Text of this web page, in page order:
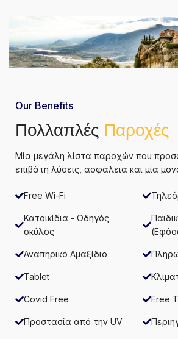
Αρχαιολογικές Ξεναγήσεις
Our Benefits
Πολλαπλές Παροχές
Μία μεγάλη λίστα παροχών που
επιβάτη λύσεις, ασφάλεια και μία
Free Wi-Fi
Κατοικίδια - Οδηγός
σκύλος
Αναπηρικό Αμαξίδιο
Tablet
Covid Free
Προστασία από την UV
Free